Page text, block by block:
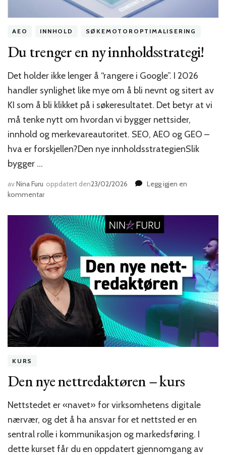
AEO INNHOLD SØKEMOTOROPTIMALISERING
Du trenger en ny innholdsstrategi!
Det holder ikke lenger å “rangere i Google”. I 2026
handler synlighet like mye om å bli nevnt og sitert av
KI som å bli klikket på i søkeresultatet. Det betyr at vi
må tenke nytt om hvordan vi bygger nettsider,
innhold og merkevareautoritet. SEO, AEO og GEO –
hva er forskjellen?Den nye innholdsstrategienSlik
bygger …
avNina Furu oppdatert den23/02/2026
Legg igjen en
kommentartil
trenger
ny
innholdsstrategi!
KURS
Den nye nettredaktøren – kurs
Nettstedet er «navet» for virksomhetens digitale
nærvær, og det å ha ansvar for et nettsted er en
sentral rolle i kommunikasjon og markedsføring. I
dette kurset får du en oppdatert gjennomgang av